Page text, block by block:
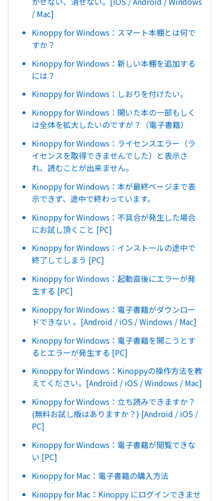
/ Mac]
Kinoppy for Windows：スマート本棚とは何で
すか？
Kinoppy for Windows：新しい本棚を追加する
には？
Kinoppy for Windows：しおりを付けたい。
Kinoppy for Windows：開いた本の一部もしく
は全体を拡大したいのですが？（電子書籍）
Kinoppy for Windows：ライセンスエラー（ラ
イセンスを取得できませんでした）と表示さ
れ、読むことが出来ません。
Kinoppy for Windows：本が最終ページまで表
示できず、途中で終わっています。
Kinoppy for Windows：不具合が発生した場合
にお試し頂くこと [PC]
Kinoppy for Windows：インストールの途中で
終了してしまう [PC]
Kinoppy for Windows：起動直後にエラーが発
生する [PC]
Kinoppy for Windows：電子書籍がダウンロー
ドできない 。[Android / iOS / Windows / Mac]
Kinoppy for Windows：電子書籍を開こうとす
るとエラーが発生する [PC]
Kinoppy for Windows：Kinoppyの操作方法を教
えてください。[Android / iOS / Windows / Mac]
Kinoppy for Windows：立ち読みできますか？
(無料お試し版はありますか？) [Android / iOS /
PC]
Kinoppy for Windows：電子書籍が閲覧できな
い [PC]
Kinoppy for Mac：電子書籍の購入方法
Kinoppy for Mac：Kinoppy にログインできませ